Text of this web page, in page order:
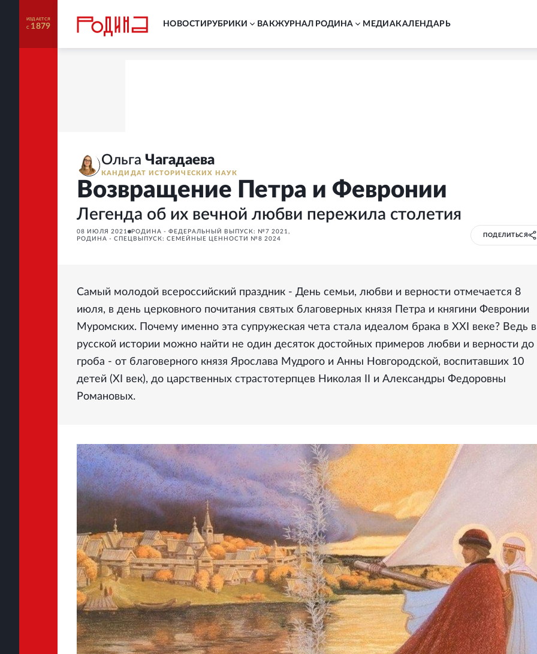
ИЗДАЕТСЯ
С 1879 НОВОСТИ РУБРИКИ ВАКЖУРНАЛ РОДИНА MЕДИА КАЛЕНДАРЬ
Ольга Чагадаева
КАНДИДАТ ИСТОРИЧЕСКИХ НАУК
Возвращение Петра и Февронии
Легенда об их вечной любви пережила столетия
08 ИЮЛЯ 2021 РОДИНА - ФЕДЕРАЛЬНЫЙ ВЫПУСК: №7 2021 ,
РОДИНА - СПЕЦВЫПУСК: СЕМЕЙНЫЕ ЦЕННОСТИ №8 2024
ПОДЕЛИТЬСЯ
Самый молодой всероссийский праздник - День семьи, любви и верности отмечается 8
июля, в день церковного почитания святых благоверных князя Петра и княгини Февронии
Муромских. Почему именно эта супружеская чета стала идеалом брака в XXI веке? Ведь в
русской истории можно найти не один десяток достойных примеров любви и верности до
гроба - от благоверного князя Ярослава Мудрого и Анны Новгородской, воспитавших 10
детей (XI век), до царственных страстотерпцев Николая II и Александры Федоровны
Романовых.